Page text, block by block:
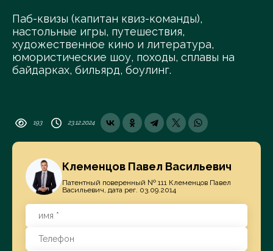
Паб-квизы (капитан квиз-команды),
настольные игры, путешествия,
художественное кино и литература,
юмористические шоу, походы, сплавы на
байдарках, бильярд, боулинг.
193 23.12.2024
Клеменцов Павел Васильевич
Патентный поверенный № 111 Клеменцов Павел
Васильевич, дата рег. 03.09.2014